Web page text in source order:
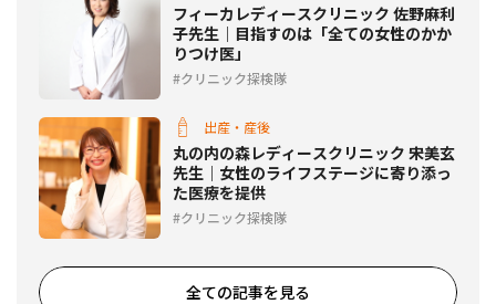
フィーカレディースクリニック 佐野麻利
子先生｜目指すのは「全ての女性のかか
りつけ医」
クリニック探検隊
出産・産後
丸の内の森レディースクリニック 宋美玄
先生｜女性のライフステージに寄り添っ
た医療を提供
クリニック探検隊
全ての記事を見る